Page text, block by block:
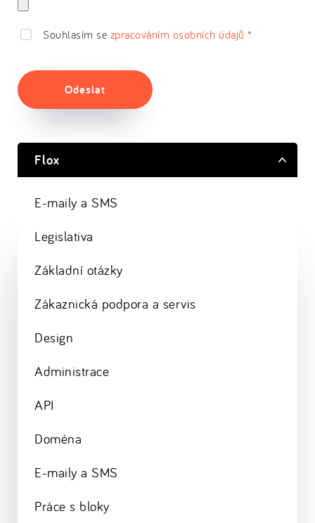
Souhlasím se zpracováním osobních údajů *
Odeslat
Flox
E-maily a SMS
Legislativa
Základní otázky
Zákaznická podpora a servis
Design
Administrace
API
Doména
E-maily a SMS
Práce s bloky